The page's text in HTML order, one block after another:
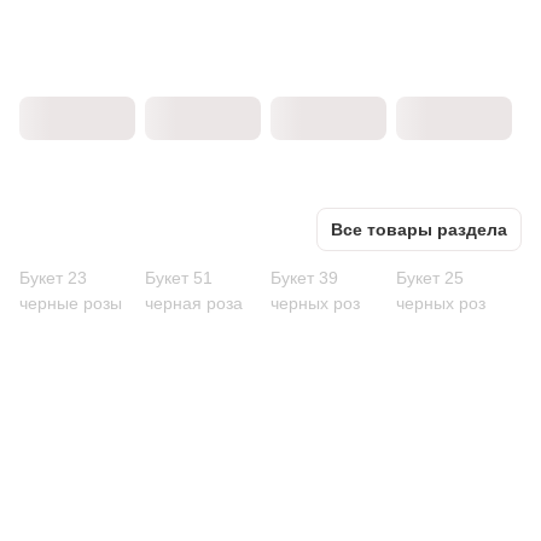
Все товары раздела
Букет 23
черные розы
Букет 51
черная роза
Букет 39
черных роз
Букет 25
черных роз